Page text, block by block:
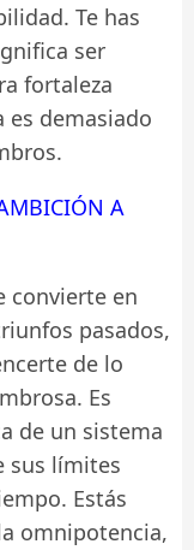
Te has
ser
fortaleza
es demasiado
A
convierte en
pasados,
de lo
Es
de un sistema
sus límites
Estás
omnipotencia,